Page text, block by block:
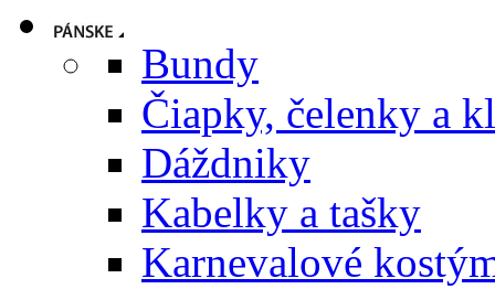
Bundy
Čiapky, čelenky a
Dáždniky
Kabelky a tašky
Karnevalové